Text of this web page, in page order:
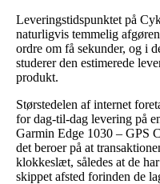
Leveringstidspunktet på
naturligvis temmelig
ordre om få sekunder, og i
studerer den estimerede
produkt.
Størstedelen af internet
for dag-til-dag levering på
Garmin Edge 1030 – GPS
det beroer på at
klokkeslæt, således at de
skippet afsted forinden de